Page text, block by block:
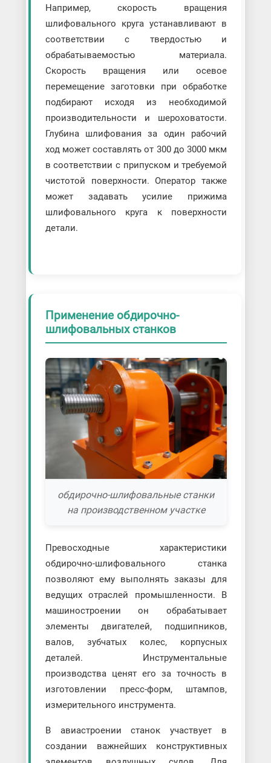
Например, скорость вращения
шлифовального круга устанавливают в
соответствии с твердостью и
обрабатываемостью материала.
Скорость вращения или осевое
перемещение заготовки при обработке
подбирают исходя из необходимой
производительности и шероховатости.
Глубина шлифования за один рабочий
ход может составлять от 300 до 3000 мкм
в соответствии с припуском и требуемой
чистотой поверхности. Оператор также
может задавать усилие прижима
шлифовального круга к поверхности
детали.
Применение обдирочно-
шлифовальных станков
обдирочно-шлифовальные станки
на производственном участке
Превосходные характеристики
обдирочно-шлифовального станка
позволяют ему выполнять заказы для
ведущих отраслей промышленности. В
машиностроении он обрабатывает
элементы двигателей, подшипников,
валов, зубчатых колес, корпусных
деталей. Инструментальные
производства ценят его за точность в
изготовлении пресс-форм, штампов,
измерительного инструмента.
В авиастроении станок участвует в
создании важнейших конструктивных